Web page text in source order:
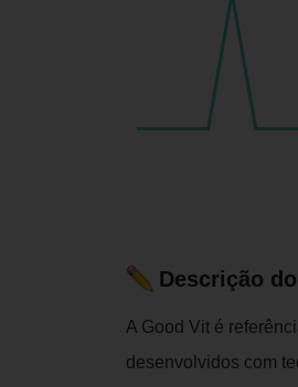
Descrição
A Good Vit é
desenvolvidos com